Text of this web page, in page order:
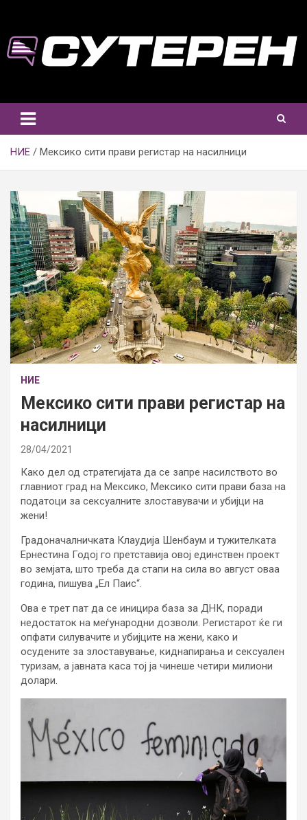
content
НИЕ Мексико сити прави регистар на насилници
НИЕ
Мексико сити прави регистар на
насилници
28/04/2021
Како дел од стратегијата да се запре насилството во
главниот град на Мексико, Мексико сити прави база на
податоци за сексуалните злоставувачи и убијци на
жени!
Градоначалничката Клаудија Шенбаум и тужителката
Ернестина Годој го претставија овој единствен проект
во земјата, што треба да стапи на сила во август оваа
година, пишува „Ел Паис“.
Ова е трет пат да се иницира база за ДНК, поради
недостаток на меѓународни дозволи. Регистарот ќе ги
опфати силувачите и убијците на жени, како и
осудените за злоставување, киднапирања и сексуален
туризам, а јавната каса тој ја чинеше четири милиони
долари.